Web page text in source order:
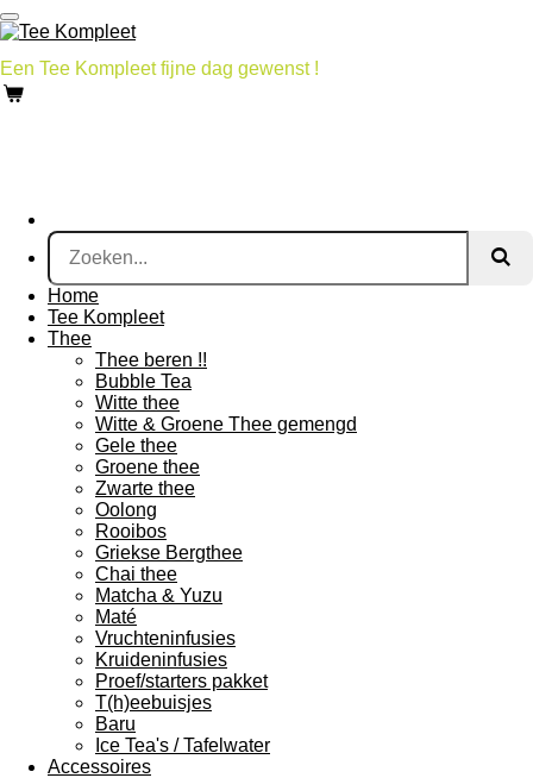
Ga
direct
naar
de
hoofdinhoud
Een Tee Kompleet fijne dag gewenst !
Home
Tee Kompleet
Thee
Thee beren !!
Bubble Tea
Witte thee
Witte & Groene Thee gemengd
Gele thee
Groene thee
Zwarte thee
Oolong
Rooibos
Griekse Bergthee
Chai thee
Matcha & Yuzu
Maté
Vruchteninfusies
Kruideninfusies
Proef/starters pakket
T(h)eebuisjes
Baru
Ice Tea's / Tafelwater
Accessoires